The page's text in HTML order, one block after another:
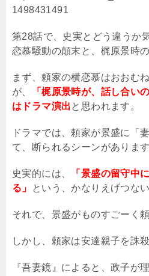
1498431491
第28話で、史実とどう違うか
恋慕騒動の顛末と、梶原景時の
まず、頼家の横恋慕はおおむ
が、
「梶原景時が、話し合い
はドラマ演出と思われます。
ドラマでは、頼家が景盛に「
て、断られるシーンがあります
史実的には、
「景盛の留守中
る」
という、かなりえげつな
それで、景盛がものすごーく
しかし、頼家は安達親子を誅
『吾妻鏡』によると、政子が